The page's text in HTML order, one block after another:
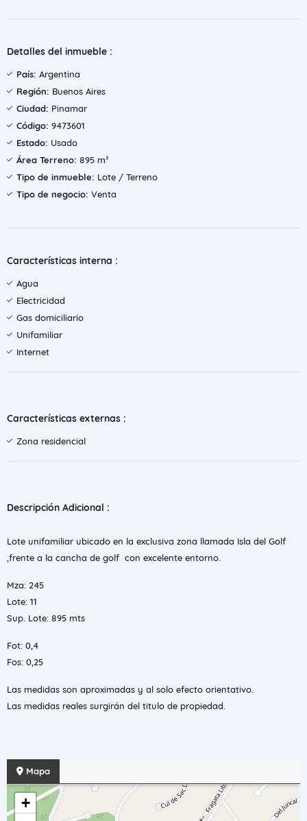
Detalles del inmueble :
País: Argentina
Región: Buenos Aires
Ciudad: Pinamar
Código: 9473601
Estado: Usado
Área Terreno: 895 m²
Tipo de inmueble: Lote / Terreno
Tipo de negocio: Venta
Características interna :
Agua
Electricidad
Gas domiciliario
Unifamiliar
Internet
Características externas :
Zona residencial
Descripción Adicional :
Lote unifamiliar ubicado en la exclusiva zona llamada Isla del Golf
,frente a la cancha de golf con excelente entorno.
Mza: 245
Lote: 11
Sup. Lote: 895 mts
Fot: 0,4
Fos: 0,25
Las medidas son aproximadas y al solo efecto orientativo.
Las medidas reales surgirán del titulo de propiedad.
Mapa
+